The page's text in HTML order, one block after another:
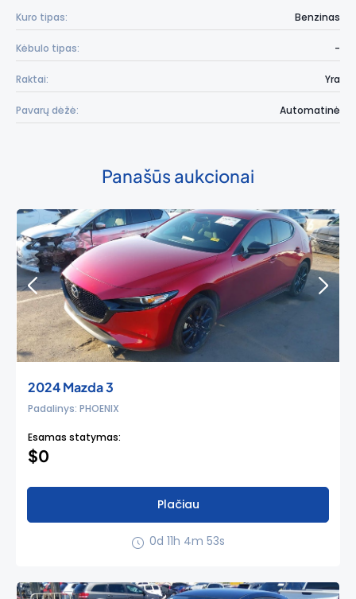
Kuro tipas: Benzinas
Kėbulo tipas: -
Raktai: Yra
Pavarų dėžė: Automatinė
Panašūs aukcionai
2024 Mazda 3
Padalinys: PHOENIX
Esamas statymas:
$0
Plačiau
0d 11h 4m 52s